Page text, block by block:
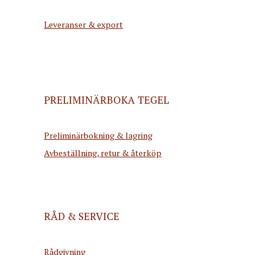
Leveranser & export
PRELIMINÄRBOKA TEGEL
Preliminärbokning & lagring
Avbeställning, retur & återköp
RÅD & SERVICE
Rådgivning